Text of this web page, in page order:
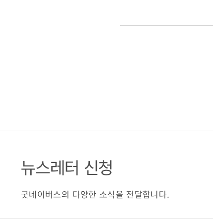
뉴스레터 신청
굿네이버스의 다양한 소식을 전달합니다.